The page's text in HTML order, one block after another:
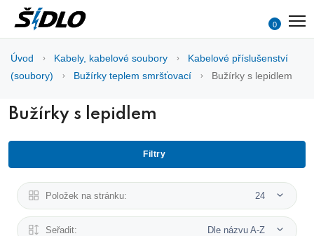
0
Úvod Kabely, kabelové soubory
Kabelové příslušenství
(soubory)
Bužírky teplem smršťovací Bužírky s lepidlem
Bužírky s lepidlem
Filtry
Položek na stránku: 24
Seřadit: Dle názvu A-Z